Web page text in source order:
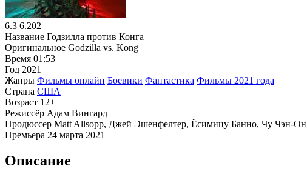
6.3 6.202
Название Годзилла против Конга
Оригинальное Godzilla vs. Kong
Время 01:53
Год 2021
Жанры Фильмы онлайн Боевики Фантастика Фильмы 2021 года
Страна США
Возраст 12+
Режиссёр Адам Вингард
Продюссер Matt Allsopp, Джей Эшенфелтер, Ёсимицу Банно, Чу Чэн-Он
Премьера 24 марта 2021
Описание